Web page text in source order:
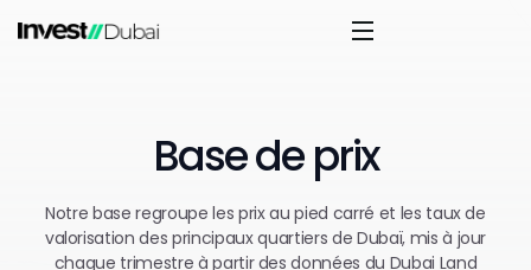
Base de prix
Notre base regroupe les prix au pied carré et les taux de
valorisation des principaux quartiers de Dubaï, mis à jour
chaque trimestre à partir des données du Dubai Land